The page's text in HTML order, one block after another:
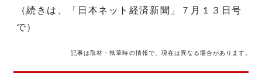
（続きは、「日本ネット経済新聞」７月１３日号
で）
記事は取材・執筆時の情報で、現在は異なる場合があります。